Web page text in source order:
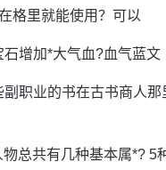
格里就能使用？可以
石增加*大气血?血气蓝文
副职业的书在古书商人
总共有几种基本属*? 5